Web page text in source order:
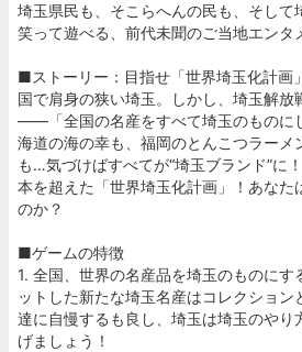
埼玉県民も、そこらへんの民も、そして
笑って遊べる、前代未聞のご当地エンタ
■ストーリー：目指せ「世界埼玉化計画
国で肩身の狭い埼玉。しかし、埼玉解放
――「全国の名産をすべて埼玉のものに
海道の海の幸も、福岡のとんこつラーメ
も…気づけばすべてが“埼玉ブランド”に
本を超えた「世界埼玉化計画」！あなた
のか？
■ゲームの特徴
1. 全国、世界の名産品を埼玉のものに
ットした新たな埼玉名産はコレクション
達に自慢するも良し、埼玉は埼玉のやり
げましょう！